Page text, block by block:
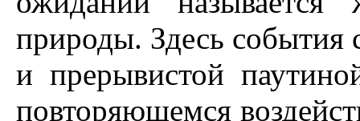
природы. Здесь события
и прерывистой
повторяющемся